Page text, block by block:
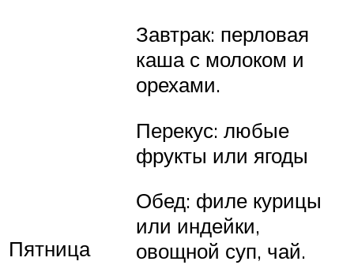
Пятница
Завтрак: перловая
каша с молоком и
орехами.
Перекус: любые
фрукты или ягоды
Обед: филе курицы
или индейки,
овощной суп, чай.